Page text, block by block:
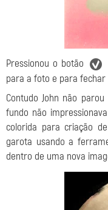
Pressionou o botão
para a foto e para
Contudo John não
fundo não
colorida para criação
garota usando a
dentro de uma nova